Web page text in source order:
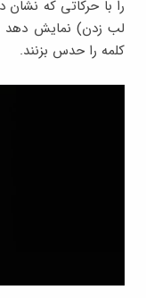
را با حرکاتی که
لب زدن) نمایش دهد و
کلمه را حدس بزنند.